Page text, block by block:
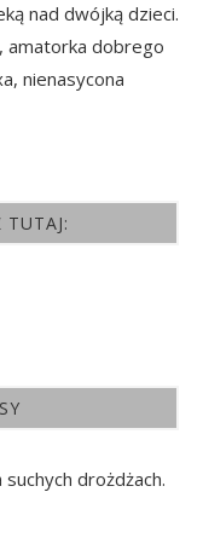
nad dwójką dzieci.
amatorka dobrego
nienasycona
drożdżach.